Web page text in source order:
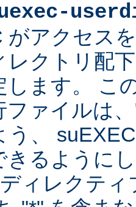
がアクセス
レクトリ配
します。 こ
ファイルは
う、
きるように
ィレクテ